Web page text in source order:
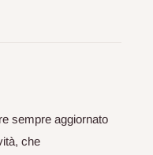
sempre aggiornato
che